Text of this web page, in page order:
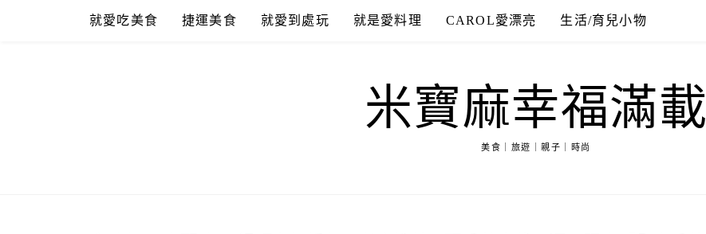
就愛吃美食 捷運美食 就愛到處玩 就是愛料理 CAROL愛漂亮 生活/育兒小物
米寶麻幸福滿載
美食｜旅遊｜親子｜時尚